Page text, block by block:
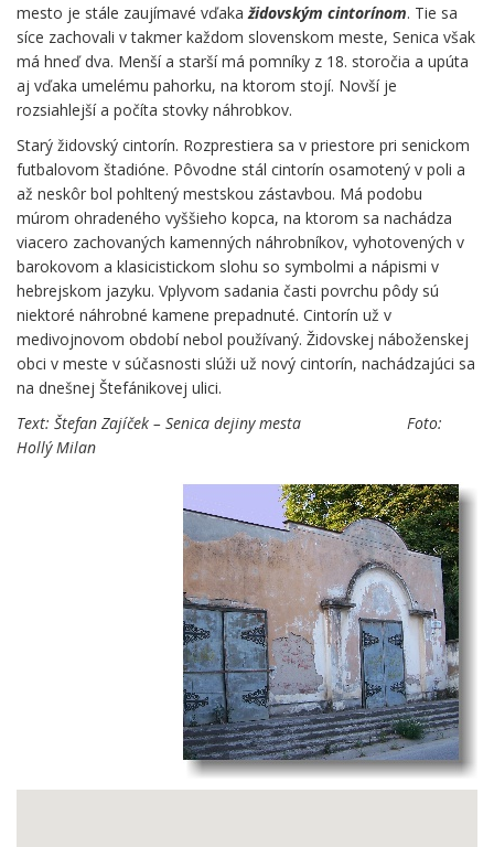
mesto je stále zaujímavé vďakažidovským cintorínom. Tie sa
síce zachovali v takmer každom slovenskom meste, Senica však
má hneď dva. Menší a starší má pomníky z 18. storočia a upúta
aj vďaka umelému pahorku, na ktorom stojí. Novší je
rozsiahlejší a počíta stovky náhrobkov.
Starý židovský cintorín. Rozprestiera sa v priestore pri senickom
futbalovom štadióne. Pôvodne stál cintorín osamotený v poli a
až neskôr bol pohltený mestskou zástavbou. Má podobu
múrom ohradeného vyššieho kopca, na ktorom sa nachádza
viacero zachovaných kamenných náhrobníkov, vyhotovených v
barokovom a klasicistickom slohu so symbolmi a nápismi v
hebrejskom jazyku. Vplyvom sadania časti povrchu pôdy sú
niektoré náhrobné kamene prepadnuté. Cintorín už v
medivojnovom období nebol používaný. Židovskej náboženskej
obci v meste v súčasnosti slúži už nový cintorín, nachádzajúci sa
na dnešnej Štefánikovej ulici.
Text: Štefan Zajíček – Senica dejiny mesta Foto:
Hollý Milan